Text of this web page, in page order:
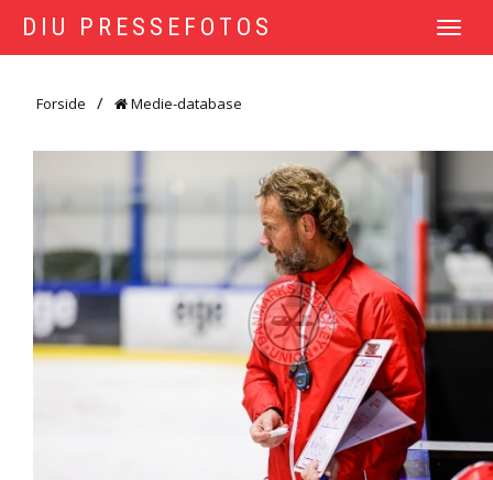
DIU PRESSEFOTOS
TOGGLE
Forside Medie-database